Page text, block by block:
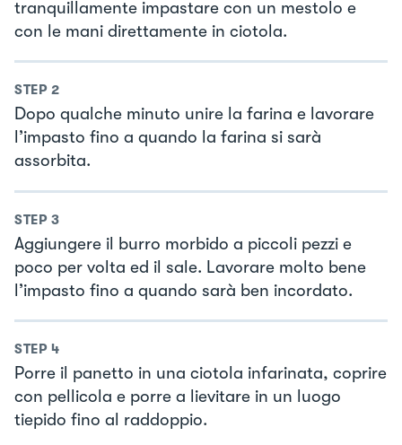
tranquillamente impastare con un mestolo e
con le mani direttamente in ciotola.
STEP 2
Dopo qualche minuto unire la farina e lavorare
l’impasto fino a quando la farina si sarà
assorbita.
STEP 3
Aggiungere il burro morbido a piccoli pezzi e
poco per volta ed il sale. Lavorare molto bene
l’impasto fino a quando sarà ben incordato.
STEP 4
Porre il panetto in una ciotola infarinata, coprire
con pellicola e porre a lievitare in un luogo
tiepido fino al raddoppio.